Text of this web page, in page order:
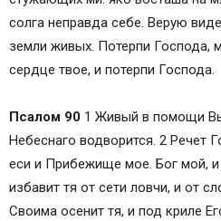
солга неправда себе. Верую
земли живых. Потерпи Господа,
сердце твое, и потерпи Господа.
Псалом 90 1 Живый в помощи
Небеснаго водворится. 2 Речет
еси и Прибежище мое. Бог мой,
избавит тя от сети ловчи, и от
Своима осенит тя, и под криле